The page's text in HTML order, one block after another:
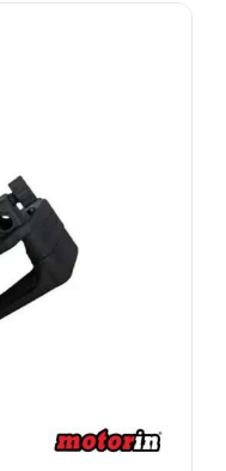
multiple
product
page